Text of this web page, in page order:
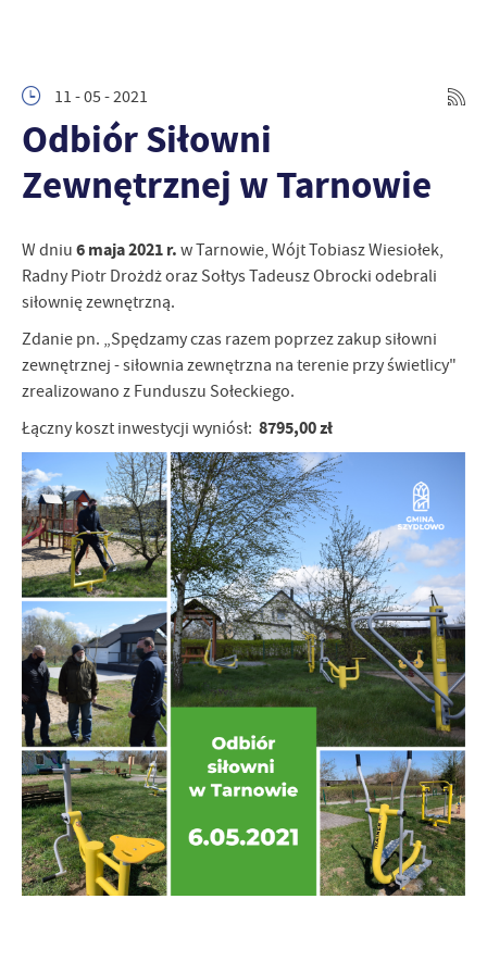
11 - 05 - 2021
Odbiór Siłowni
Zewnętrznej w Tarnowie
W dniu 6 maja 2021 r. w Tarnowie, Wójt Tobiasz Wiesiołek,
Radny Piotr Drożdż oraz Sołtys Tadeusz Obrocki odebrali
siłownię zewnętrzną.
Zdanie pn. „Spędzamy czas razem poprzez zakup siłowni
zewnętrznej - siłownia zewnętrzna na terenie przy świetlicy"
zrealizowano z Funduszu Sołeckiego.
Łączny koszt inwestycji wyniósł: 8795,00 zł